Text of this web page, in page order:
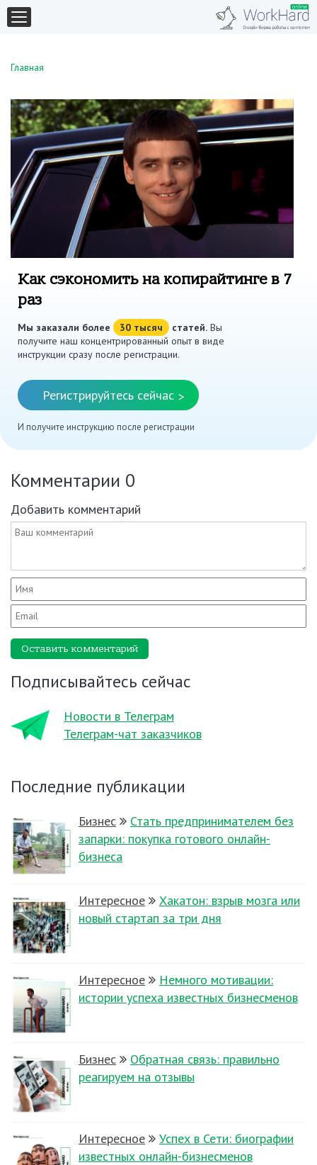
Главная
Как сэкономить на копирайтинге в 7
раз
Мы заказали более 30 тысяч статей. Вы
получите наш концентрированный опыт в виде
инструкции сразу после регистрации.
Регистрируйтесь сейчас >
И получите инструкцию после регистрации
Комментарии 0
Добавить комментарий
Оставить комментарий
Подписывайтесь сейчас
Новости в Телеграм
Телеграм-чат заказчиков
Последние публикации
Бизнес
Стать предпринимателем без
запарки: покупка готового онлайн-
бизнеса
Интересное
Хакатон: взрыв мозга или
новый стартап за три дня
Интересное
Немного мотивации:
истории успеха известных бизнесменов
Бизнес
Обратная связь: правильно
реагируем на отзывы
Интересное
Успех в Сети: биографии
известных онлайн-бизнесменов